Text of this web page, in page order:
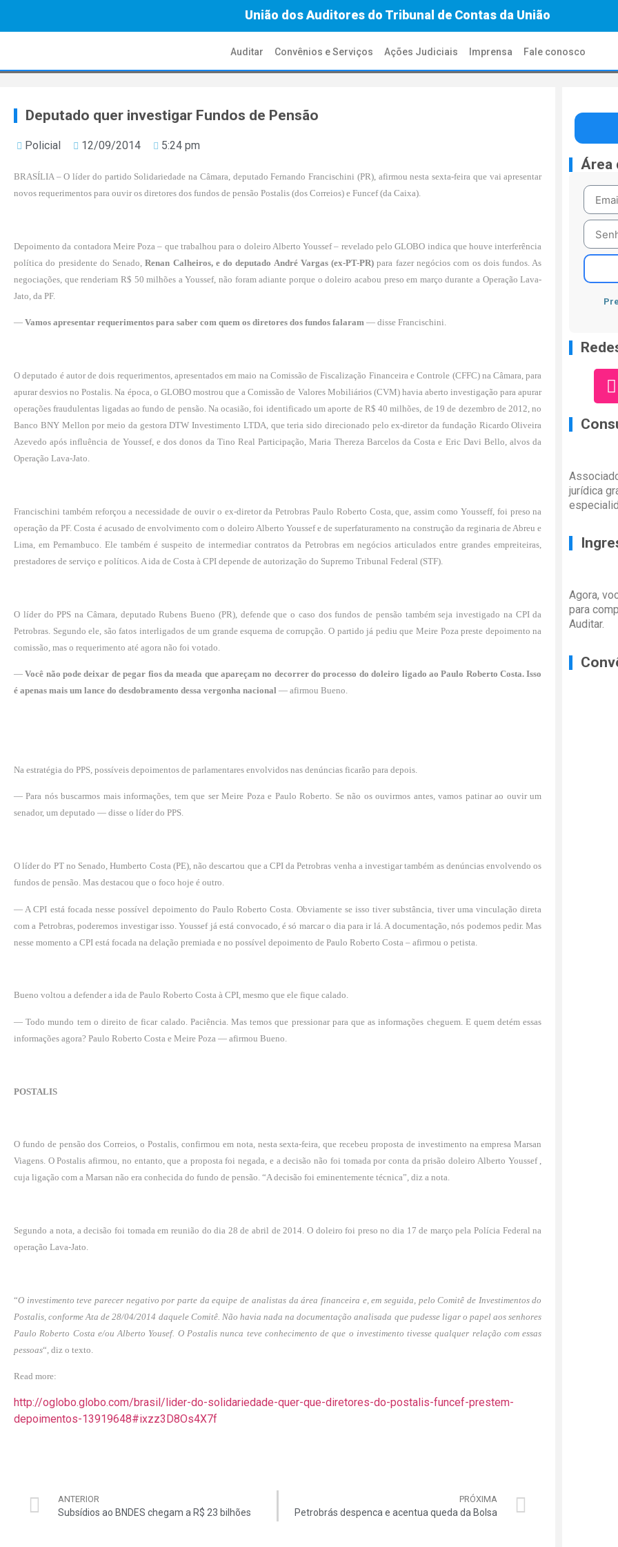
União dos Auditores do Tribunal de Contas da União
Auditar Convênios e Serviços Ações Judiciais Imprensa Fale conosco
Deputado quer investigar Fundos de Pensão
Policial 12/09/2014 5:24 pm
BRASÍLIA – O líder do partido Solidariedade na Câmara, deputado Fernando Francischini (PR), afirmou nesta sexta-feira que vai apresentar
novos requerimentos para ouvir os diretores dos fundos de pensão Postalis (dos Correios) e Funcef (da Caixa).
Depoimento da contadora Meire Poza – que trabalhou para o doleiro Alberto Youssef – revelado pelo GLOBO indica que houve interferência
política do presidente do Senado,Renan Calheiros, e do deputado André Vargas (ex-PT-PR) para fazer negócios com os dois fundos. As
negociações, que renderiam R$ 50 milhões a Youssef, não foram adiante porque o doleiro acabou preso em março durante a Operação Lava-
Jato, da PF.
— Vamos apresentar requerimentos para saber com quem os diretores dos fundos falaram — disse Francischini.
O deputado é autor de dois requerimentos, apresentados em maio na Comissão de Fiscalização Financeira e Controle (CFFC) na Câmara, para
apurar desvios no Postalis. Na época, o GLOBO mostrou que a Comissão de Valores Mobiliários (CVM) havia aberto investigação para apurar
operações fraudulentas ligadas ao fundo de pensão. Na ocasião, foi identificado um aporte de R$ 40 milhões, de 19 de dezembro de 2012, no
Banco BNY Mellon por meio da gestora DTW Investimento LTDA, que teria sido direcionado pelo ex-diretor da fundação Ricardo Oliveira
Azevedo após influência de Youssef, e dos donos da Tino Real Participação, Maria Thereza Barcelos da Costa e Eric Davi Bello, alvos da
Operação Lava-Jato.
Francischini também reforçou a necessidade de ouvir o ex-diretor da Petrobras Paulo Roberto Costa, que, assim como Yousseff, foi preso na
operação da PF. Costa é acusado de envolvimento com o doleiro Alberto Youssef e de superfaturamento na construção da reginaria de Abreu e
Lima, em Pernambuco. Ele também é suspeito de intermediar contratos da Petrobras em negócios articulados entre grandes empreiteiras,
prestadores de serviço e políticos. A ida de Costa à CPI depende de autorização do Supremo Tribunal Federal (STF).
O líder do PPS na Câmara, deputado Rubens Bueno (PR), defende que o caso dos fundos de pensão também seja investigado na CPI da
Petrobras. Segundo ele, são fatos interligados de um grande esquema de corrupção. O partido já pediu que Meire Poza preste depoimento na
comissão, mas o requerimento até agora não foi votado.
—Você não pode deixar de pegar fios da meada que apareçam no decorrer do processo do doleiro ligado ao Paulo Roberto Costa. Isso
é apenas mais um lance do desdobramento dessa vergonha nacional — afirmou Bueno.
Na estratégia do PPS, possíveis depoimentos de parlamentares envolvidos nas denúncias ficarão para depois.
— Para nós buscarmos mais informações, tem que ser Meire Poza e Paulo Roberto. Se não os ouvirmos antes, vamos patinar ao ouvir um
senador, um deputado — disse o líder do PPS.
O líder do PT no Senado, Humberto Costa (PE), não descartou que a CPI da Petrobras venha a investigar também as denúncias envolvendo os
fundos de pensão. Mas destacou que o foco hoje é outro.
— A CPI está focada nesse possível depoimento do Paulo Roberto Costa. Obviamente se isso tiver substância, tiver uma vinculação direta
com a Petrobras, poderemos investigar isso. Youssef já está convocado, é só marcar o dia para ir lá. A documentação, nós podemos pedir. Mas
nesse momento a CPI está focada na delação premiada e no possível depoimento de Paulo Roberto Costa – afirmou o petista.
Bueno voltou a defender a ida de Paulo Roberto Costa à CPI, mesmo que ele fique calado.
— Todo mundo tem o direito de ficar calado. Paciência. Mas temos que pressionar para que as informações cheguem. E quem detém essas
informações agora? Paulo Roberto Costa e Meire Poza — afirmou Bueno.
POSTALIS
O fundo de pensão dos Correios, o Postalis, confirmou em nota, nesta sexta-feira, que recebeu proposta de investimento na empresa Marsan
Viagens. O Postalis afirmou, no entanto, que a proposta foi negada, e a decisão não foi tomada por conta da prisão doleiro Alberto Youssef ,
cuja ligação com a Marsan não era conhecida do fundo de pensão. “A decisão foi eminentemente técnica”, diz a nota.
Segundo a nota, a decisão foi tomada em reunião do dia 28 de abril de 2014. O doleiro foi preso no dia 17 de março pela Polícia Federal na
operação Lava-Jato.
“O investimento teve parecer negativo por parte da equipe de analistas da área financeira e, em seguida, pelo Comitê de Investimentos do
Postalis, conforme Ata de 28/04/2014 daquele Comitê. Não havia nada na documentação analisada que pudesse ligar o papel aos senhores
Paulo Roberto Costa e/ou Alberto Yousef. O Postalis nunca teve conhecimento de que o investimento tivesse qualquer relação com essas
pessoas“, diz o texto.
Read more:
http://oglobo.globo.com/brasil/lider-do-solidariedade-quer-que-diretores-do-postalis-funcef-prestem-
depoimentos-13919648#ixzz3D8Os4X7f
ANTERIOR
Subsídios ao BNDES chegam a R$ 23 bilhões
PRÓXIMA
Petrobrás despenca e acentua queda da Bolsa
Área
jurídica
Agora,
para
Auditar.